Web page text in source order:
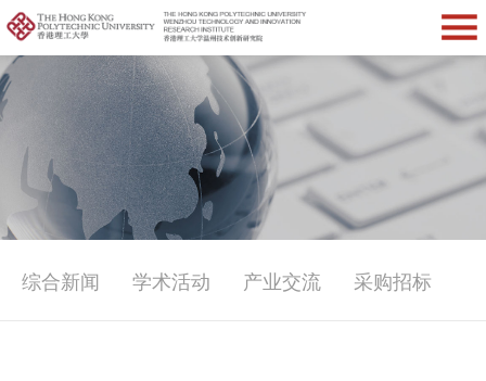
综合新闻 学术活动 产业交流 采购招标